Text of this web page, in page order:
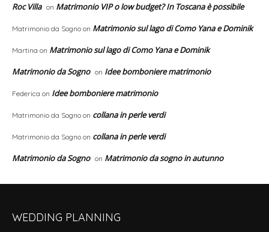
Roc Villa on Matrimonio VIP o low budget? In Toscana è possibile
Matrimonio da Sogno on Matrimonio sul lago di Como Yana e Dominik
Martina on Matrimonio sul lago di Como Yana e Dominik
Matrimonio da Sogno on Idee bomboniere matrimonio
Federica on Idee bomboniere matrimonio
Matrimonio da Sogno on collana in perle verdi
Matrimonio da Sogno on collana in perle verdi
Matrimonio da Sogno on Matrimonio da sogno in autunno
WEDDING PLANNING